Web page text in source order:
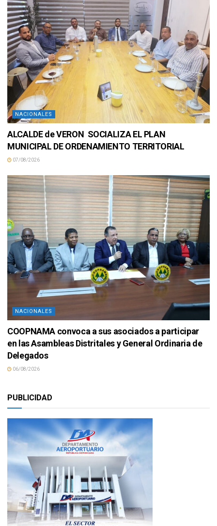
NACIONALES
ALCALDE de VERON SOCIALIZA EL PLAN
MUNICIPAL DE ORDENAMIENTO TERRITORIAL
07/08/2026
NACIONALES
COOPNAMA convoca a sus asociados a participar
en las Asambleas Distritales y General Ordinaria de
Delegados
06/08/2026
PUBLICIDAD